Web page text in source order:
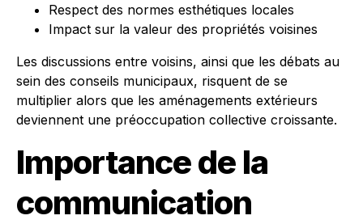
Respect des normes esthétiques locales
Impact sur la valeur des propriétés voisines
Les discussions entre voisins, ainsi que les débats au
sein des conseils municipaux, risquent de se
multiplier alors que les aménagements extérieurs
deviennent une préoccupation collective croissante.
Importance de la
communication